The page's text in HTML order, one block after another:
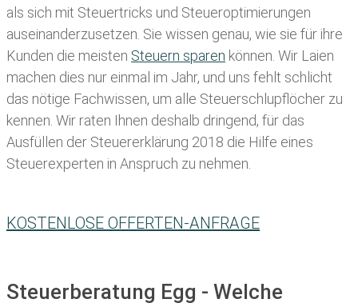
als sich mit Steuertricks und Steueroptimierungen
auseinanderzusetzen. Sie wissen genau, wie sie für ihre
Kunden die meisten Steuern sparen können. Wir Laien
machen dies nur einmal im Jahr, und uns fehlt schlicht
das nötige Fachwissen, um alle Steuerschlupflöcher zu
kennen. Wir raten Ihnen deshalb dringend, für das
Ausfüllen der Steuererklärung 2018 die Hilfe eines
Steuerexperten in Anspruch zu nehmen.
KOSTENLOSE OFFERTEN-ANFRAGE
Steuerberatung Egg - Welche